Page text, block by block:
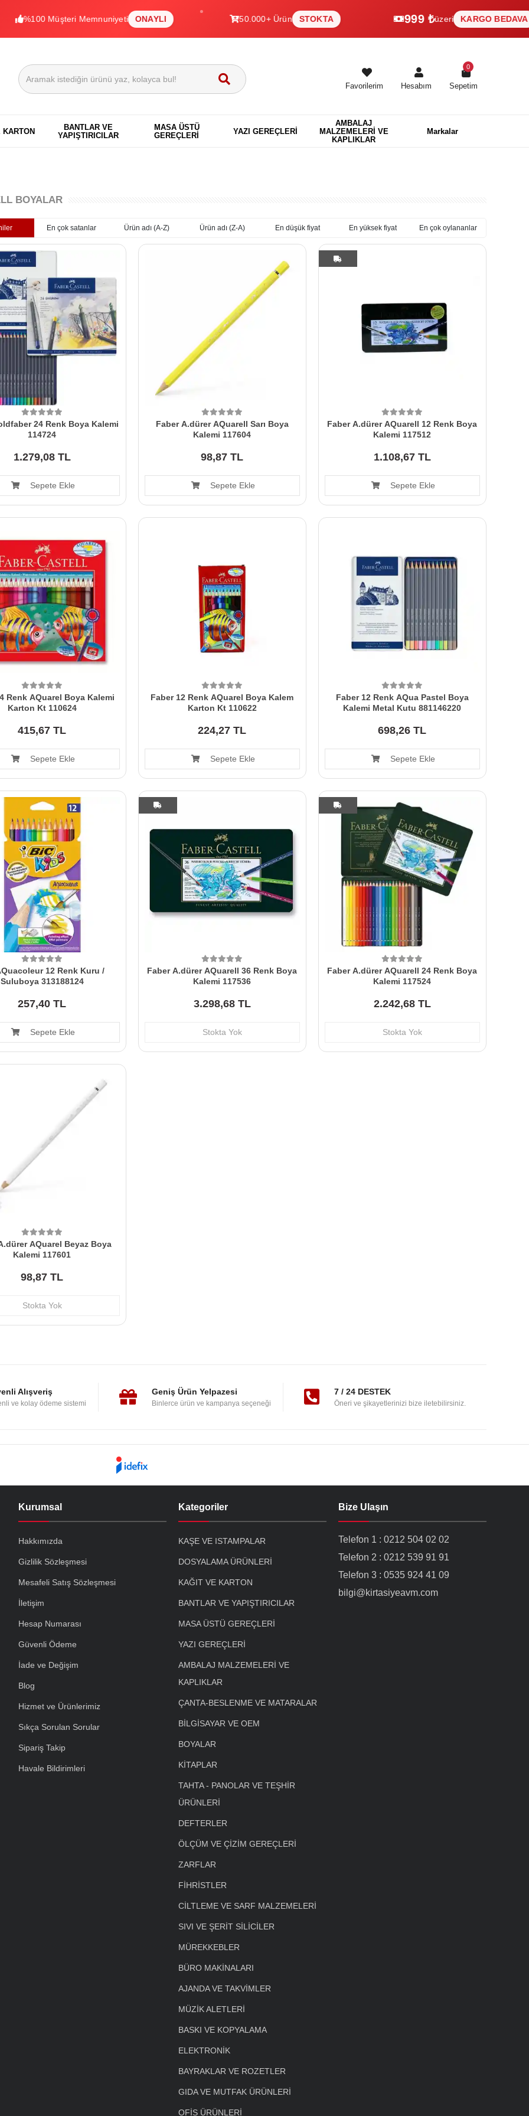
Müşteri Memnuniyeti ONAYLI 50.000+ Ürün STOKTA 999 ₺üzeri KARGO BEDAVA
Favorilerim Hesabım Sepetim
0
KARTON
BANTLAR VE
YAPIŞTIRICILAR
MASA ÜSTÜ
GEREÇLERİ
YAZI GEREÇLERİ
AMBALAJ
MALZEMELERİ VE
KAPLIKLAR
Markalar
BOYALAR
En çok satanlar Ürün adı (A-Z) Ürün adı (Z-A) En düşük fiyat En yüksek fiyat En çok oylananlar
24 Renk Boya Kalemi
114724
1.279,08 TL
Sepete Ekle
Faber A.dürer AQuarell Sarı Boya
Kalemi 117604
98,87 TL
Sepete Ekle
Faber A.dürer AQuarell 12 Renk Boya
Kalemi 117512
1.108,67 TL
Sepete Ekle
Renk AQuarel Boya Kalemi
Karton Kt 110624
415,67 TL
Sepete Ekle
Faber 12 Renk AQuarel Boya Kalem
Karton Kt 110622
224,27 TL
Sepete Ekle
Faber 12 Renk AQua Pastel Boya
Kalemi Metal Kutu 881146220
698,26 TL
Sepete Ekle
12 Renk Kuru /
Suluboya 313188124
257,40 TL
Sepete Ekle
Faber A.dürer AQuarell 36 Renk Boya
Kalemi 117536
3.298,68 TL
Stokta Yok
Faber A.dürer AQuarell 24 Renk Boya
Kalemi 117524
2.242,68 TL
Stokta Yok
AQuarel Beyaz Boya
Kalemi 117601
98,87 TL
Stokta Yok
Alışveriş
ve kolay ödeme sistemi
Geniş Ürün Yelpazesi
Binlerce ürün ve kampanya seçeneği
7 / 24 DESTEK
Öneri ve şikayetlerinizi bize iletebilirsiniz.
Kurumsal
Hakkımızda
Gizlilik Sözleşmesi
Mesafeli Satış Sözleşmesi
İletişim
Hesap Numarası
Güvenli Ödeme
İade ve Değişim
Blog
Hizmet ve Ürünlerimiz
Sıkça Sorulan Sorular
Sipariş Takip
Havale Bildirimleri
Kategoriler
KAŞE VE ISTAMPALAR
DOSYALAMA ÜRÜNLERİ
KAĞIT VE KARTON
BANTLAR VE YAPIŞTIRICILAR
MASA ÜSTÜ GEREÇLERİ
YAZI GEREÇLERİ
AMBALAJ MALZEMELERİ VE
KAPLIKLAR
ÇANTA-BESLENME VE MATARALAR
BİLGİSAYAR VE OEM
BOYALAR
KİTAPLAR
TAHTA - PANOLAR VE TEŞHİR
ÜRÜNLERİ
DEFTERLER
ÖLÇÜM VE ÇİZİM GEREÇLERİ
ZARFLAR
FİHRİSTLER
CİLTLEME VE SARF MALZEMELERİ
SIVI VE ŞERİT SİLİCİLER
MÜREKKEBLER
BÜRO MAKİNALARI
AJANDA VE TAKVİMLER
MÜZİK ALETLERİ
BASKI VE KOPYALAMA
ELEKTRONİK
BAYRAKLAR VE ROZETLER
GIDA VE MUTFAK ÜRÜNLERİ
OFİS ÜRÜNLERİ
Bize Ulaşın
Telefon 1 : 0212 504 02 02
Telefon 2 : 0212 539 91 91
Telefon 3 : 0535 924 41 09
bilgi@kirtasiyeavm.com